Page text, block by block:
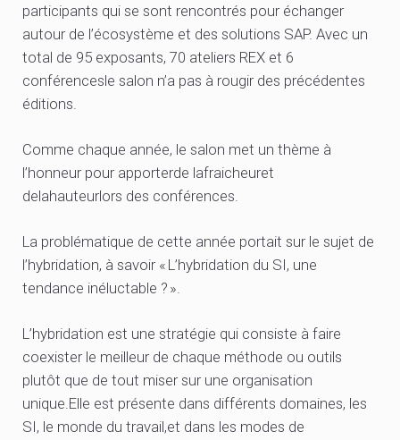
participants qui se sont rencontrés pour échanger
autour de l’écosystème et des solutions SAP. Avec un
total de 95 exposants, 70 ateliers REX et 6
conférencesle salon n’a pas à rougir des précédentes
éditions.
Comme chaque année, le salon met un thème à
l’honneur pour apporterde lafraicheuret
delahauteurlors des conférences.
La problématique de cette année portait sur le sujet de
l’hybridation, à savoir « L’hybridation du SI, une
tendance inéluctable ? ».
L’hybridation est une stratégie qui consiste à faire
coexister le meilleur de chaque méthode ou outils
plutôt que de tout miser sur une organisation
unique.Elle est présente dans différents domaines, les
SI, le monde du travail,et dans les modes de